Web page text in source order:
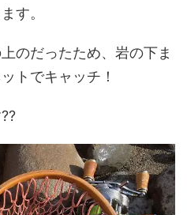
す。
のだったため、岩の下ま
トでキャッチ！